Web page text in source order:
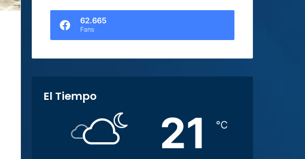
62.665
Fans
El Tiempo
21 ℃